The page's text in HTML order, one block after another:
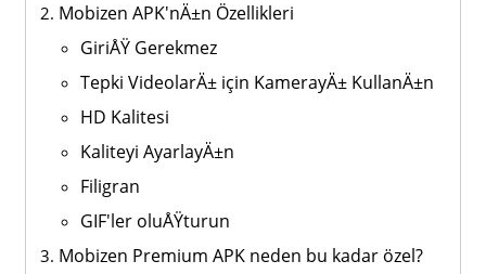
Mobizen APK'nÄ±n Özellikleri
GiriÅŸ Gerekmez
Tepki VideolarÄ± için KamerayÄ± KullanÄ±n
HD Kalitesi
Kaliteyi AyarlayÄ±n
Filigran
GIF'ler oluÅŸturun
Mobizen Premium APK neden bu kadar özel?